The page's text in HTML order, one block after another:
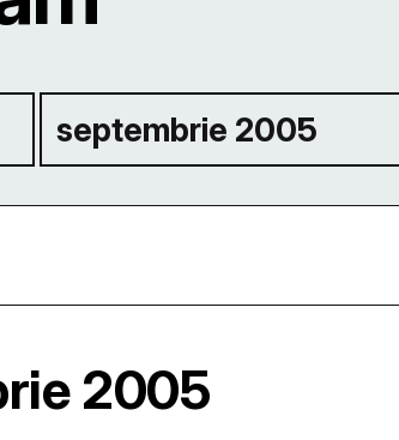
septembrie 2005
2005